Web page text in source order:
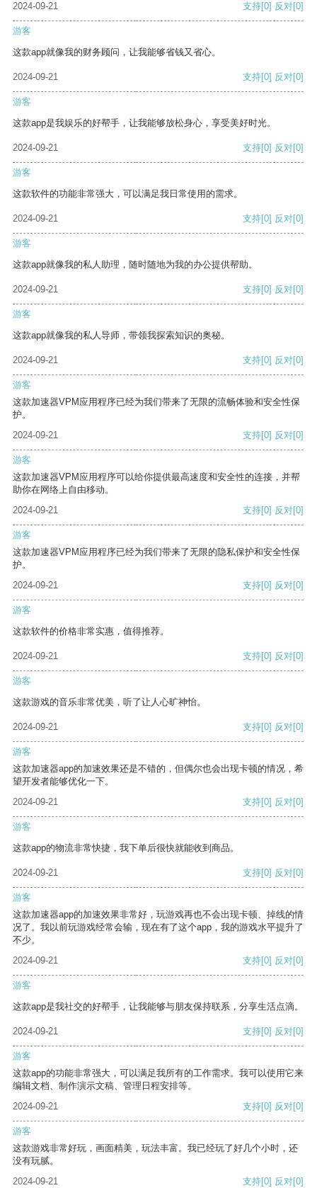
2024-09-21 支持[0] 反对[0]
游客
这款app就像我的财务顾问，让我能够省钱又省心。
2024-09-21 支持[0] 反对[0]
游客
这款app是我娱乐的好帮手，让我能够放松身心，享受美好时光。
2024-09-21 支持[0] 反对[0]
游客
这款软件的功能非常强大，可以满足我日常使用的需求。
2024-09-21 支持[0] 反对[0]
游客
这款app就像我的私人助理，随时随地为我的办公提供帮助。
2024-09-21 支持[0] 反对[0]
游客
这款app就像我的私人导师，带领我探索知识的奥秘。
2024-09-21 支持[0] 反对[0]
游客
这款加速器VPM应用程序已经为我们带来了无限的流畅体验和安全性保
护。
2024-09-21
支持[0] 反对[0]
游客
这款加速器VPM应用程序可以给你提供最高速度和安全性的连接，并帮
助你在网络上自由移动。
2024-09-21
支持[0] 反对[0]
游客
这款加速器VPM应用程序已经为我们带来了无限的隐私保护和安全性保
护。
2024-09-21
支持[0] 反对[0]
游客
这款软件的价格非常实惠，值得推荐。
2024-09-21 支持[0] 反对[0]
游客
这款游戏的音乐非常优美，听了让人心旷神怡。
2024-09-21 支持[0] 反对[0]
游客
这款加速器app的加速效果还是不错的，但偶尔也会出现卡顿的情况，希
望开发者能够优化一下。
2024-09-21
支持[0] 反对[0]
游客
这款app的物流非常快捷，我下单后很快就能收到商品。
2024-09-21 支持[0] 反对[0]
游客
这款加速器app的加速效果非常好，玩游戏再也不会出现卡顿、掉线的情
况了。我以前玩游戏经常会输，现在有了这个app，我的游戏水平提升了
不少。
2024-09-21
支持[0] 反对[0]
游客
这款app是我社交的好帮手，让我能够与朋友保持联系，分享生活点滴。
2024-09-21 支持[0] 反对[0]
游客
这款app的功能非常强大，可以满足我所有的工作需求。我可以使用它来
编辑文档、制作演示文稿、管理日程安排等。
2024-09-21
支持[0] 反对[0]
游客
这款游戏非常好玩，画面精美，玩法丰富。我已经玩了好几个小时，还
没有玩腻。
2024-09-21
支持[0] 反对[0]